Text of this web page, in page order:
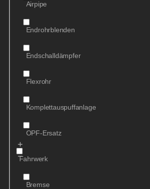
Airpipe
Endrohrblenden
Endschalldämpfer
Flexrohr
Komplettauspuffanlage
OPF-Ersatz
Fahrwerk
Bremse